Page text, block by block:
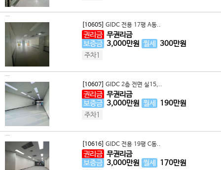
[10605] GIDC 전용 17평 A동..
권리금 무권리금
보증금 3,000만원 월세 300만원
주차1
[10607] GIDC 2층 전면 실15,..
권리금 무권리금
보증금 3,000만원 월세 190만원
주차1
[10616] GIDC 전용 19평 C동..
권리금 무권리금
보증금 3,000만원 월세 170만원